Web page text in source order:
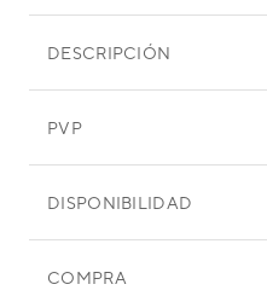
DESCRIPCIÓN
PVP
DISPONIBILIDAD
COMPRA